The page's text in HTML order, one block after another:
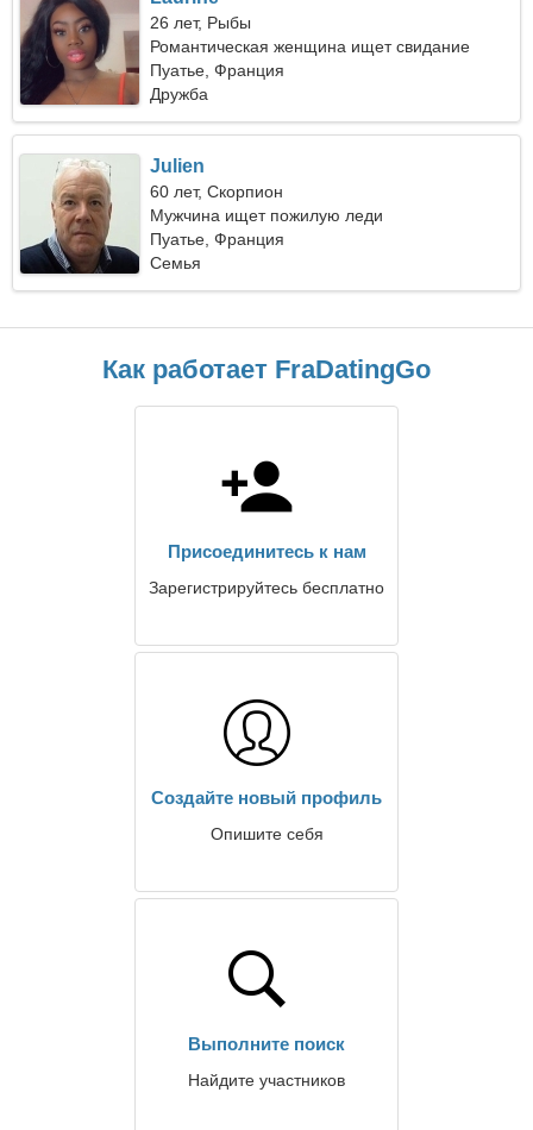
26 лет, Рыбы
Романтическая женщина ищет свидание
Пуатье, Франция
Дружба
Julien
60 лет, Скорпион
Мужчина ищет пожилую леди
Пуатье, Франция
Семья
Как работает FraDatingGo
Присоединитесь к нам
Зарегистрируйтесь бесплатно
Создайте новый профиль
Опишите себя
Выполните поиск
Найдите участников